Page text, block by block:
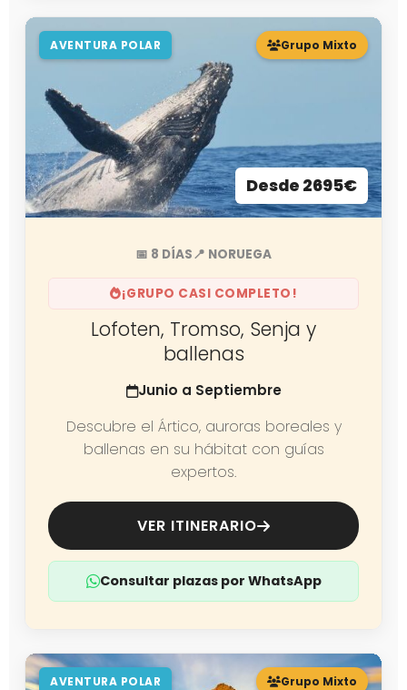
AVENTURA POLAR Grupo Mixto
Desde 2695€
📅 8 DÍAS📍 NORUEGA
¡GRUPO CASI COMPLETO!
Lofoten, Tromso, Senja y
ballenas
Junio a Septiembre
Descubre el Ártico, auroras boreales y
ballenas en su hábitat con guías
expertos.
VER ITINERARIO
Consultar plazas por WhatsApp
AVENTURA POLAR Grupo Mixto